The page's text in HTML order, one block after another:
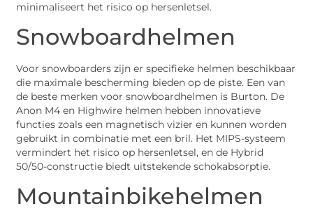
minimaliseert het risico op hersenletsel.
Snowboardhelmen
Voor snowboarders zijn er specifieke helmen beschikbaar
die maximale bescherming bieden op de piste. Een van
de beste merken voor snowboardhelmen is Burton. De
Anon M4 en Highwire helmen hebben innovatieve
functies zoals een magnetisch vizier en kunnen worden
gebruikt in combinatie met een bril. Het MIPS-systeem
vermindert het risico op hersenletsel, en de Hybrid
50/50-constructie biedt uitstekende schokabsorptie.
Mountainbikehelmen